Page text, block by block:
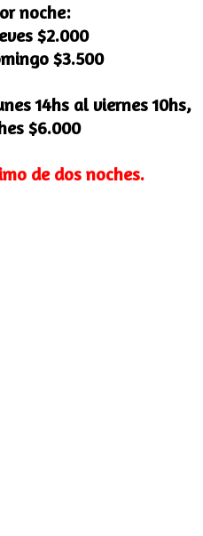
noche:
$2.000
$3.500
14hs al viernes 10hs,
$6.000
de dos noches.